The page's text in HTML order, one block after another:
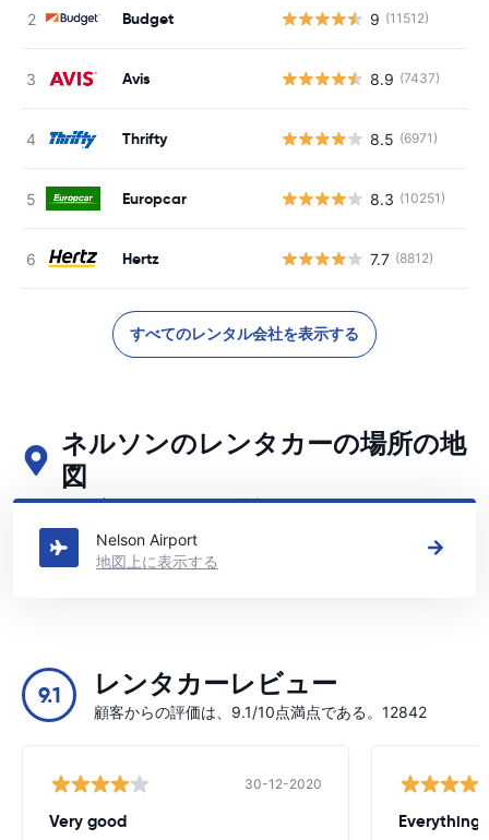
Budget 9 (11512)
Avis 8.9 (7437)
Thrifty 8.5 (6971)
Europcar 8.3 (10251)
Hertz 7.7 (8812)
すべてのレンタル会社を表示する
ネルソンのレンタカーの場所の地
図
ネルソンの主要なレンタカーの場所をご覧ください
Nelson Airport
地図上に表示する
9.1 レンタカーレビュー
顧客からの評価は、9.1/10点満点である。12842
30-12-2020
Very good Everything